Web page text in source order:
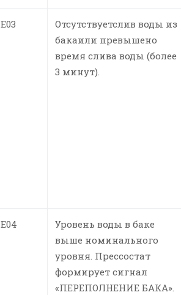
E03
Отсутствуетслив воды из
бакаили превышено
время слива воды (более
3 минут).
E04
Уровень воды в баке
выше номинального
уровня. Прессостат
формирует сигнал
«ПЕРЕПОЛНЕНИЕ БАКА».